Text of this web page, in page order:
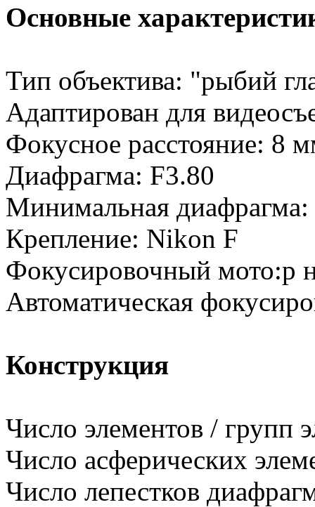
Основные
Тип объектива: "рыбий
Адаптирован для
Фокусное расстояние: 8
Диафрагма: F3.80
Минимальная диафрагма:
Крепление: Nikon F
Фокусировочный мото:р
Автоматическая
Конструкция
Число элементов / групп
Число асферических
Число лепестков